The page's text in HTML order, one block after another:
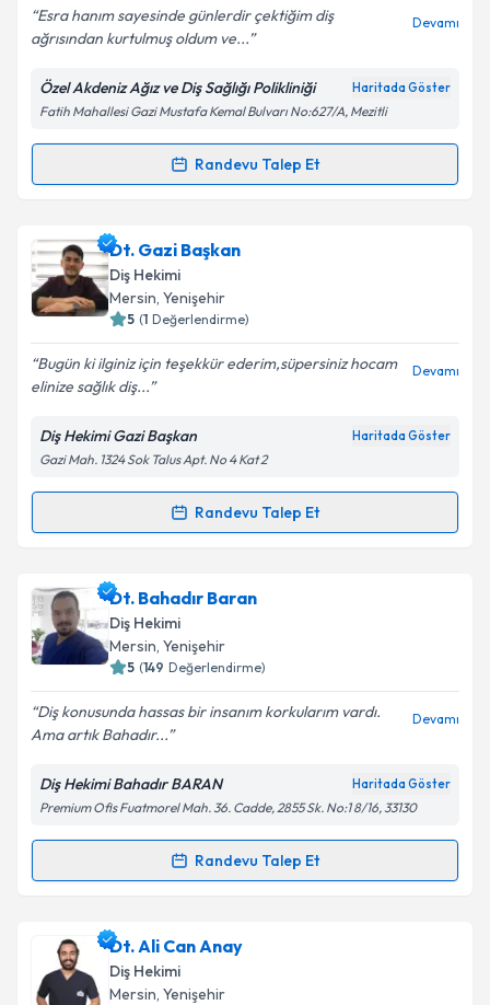
Kişisel verilerimin işlenmesine ilişkin
Aydınlatma
Metni'ni okudum ve kişisel verilerimin belirtilen
kapsamda işlenmesini kabul ediyorum.
Esra hanım sayesinde günlerdir çektiğim diş
ağrısından kurtulmuş oldum ve...
Devamı
Özel Akdeniz Ağız ve Diş Sağlığı Polikliniği Haritada Göster
Fatih Mahallesi Gazi Mustafa Kemal Bulvarı No:627/A, Mezitli
Randevu Talep Et
Randevu Takvimi Talebi
Dt. Esra BALiçin randevu takvimi talebi oluşturun.
Size bu uzmandan randevu almanız için bir takvim
hazırlandığında e-posta ile bilgilendireceğiz.
Kişisel verilerimin işlenmesine ilişkin
Aydınlatma
Metni'ni okudum ve kişisel verilerimin belirtilen
kapsamda işlenmesini kabul ediyorum.
Dt. Gazi Başkan
Diş Hekimi
Mersin, Yenişehir
5 (1 Değerlendirme)
Bugün ki ilginiz için teşekkür ederim,süpersiniz hocam
elinize sağlık diş...
Devamı
Diş Hekimi Gazi Başkan Haritada Göster
Gazi Mah. 1324 Sok Talus Apt. No 4 Kat 2
Randevu Talep Et
Randevu Takvimi Talebi
Dt. Gazi Başkaniçin randevu takvimi talebi oluşturun.
Size bu uzmandan randevu almanız için bir takvim
hazırlandığında e-posta ile bilgilendireceğiz.
Kişisel verilerimin işlenmesine ilişkin
Aydınlatma
Metni'ni okudum ve kişisel verilerimin belirtilen
kapsamda işlenmesini kabul ediyorum.
Dt. Bahadır Baran
Diş Hekimi
Mersin, Yenişehir
5 (149 Değerlendirme)
Diş konusunda hassas bir insanım korkularım vardı.
Ama artık Bahadır...
Devamı
Diş Hekimi Bahadır BARAN Haritada Göster
Premium Ofis Fuatmorel Mah. 36. Cadde, 2855 Sk. No:1 8/16, 33130
Randevu Talep Et
Randevu Takvimi Talebi
Dt. Bahadır Baraniçin randevu takvimi talebi
oluşturun. Size bu uzmandan randevu almanız için bir
takvim hazırlandığında e-posta ile bilgilendireceğiz.
Dt. Ali Can Anay
Diş Hekimi
Mersin, Yenişehir